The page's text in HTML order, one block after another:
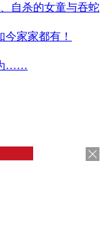
自杀的女童与吞蛇
家家都有！
为……